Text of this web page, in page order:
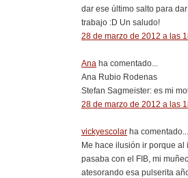
dar ese último salto para
trabajo :D Un saludo!
28 de marzo de 2012 a las
Ana ha comentado...
Ana Rubio Rodenas
Stefan Sagmeister: es mi
28 de marzo de 2012 a las
vickyescolar ha comentado...
Me hace ilusión ir porque al
pasaba con el FIB, mi
atesorando esa pulserita